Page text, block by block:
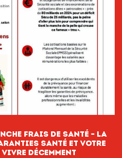
FRAIS DE SANTÉ – LA
SANTÉ ET VOTRE
DÉCEMMENT